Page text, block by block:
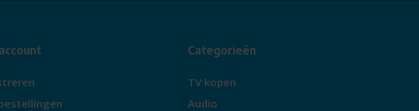
Categorieën
TV kopen
Audio